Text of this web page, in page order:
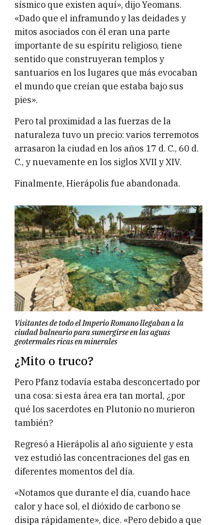
sísmico que existen aquí», dijo Yeomans.
«Dado que el inframundo y las deidades y
mitos asociados con él eran una parte
importante de su espíritu religioso, tiene
sentido que construyeran templos y
santuarios en los lugares que más evocaban
el mundo que creían que estaba bajo sus
pies».
Pero tal proximidad a las fuerzas de la
naturaleza tuvo un precio: varios terremotos
arrasaron la ciudad en los años 17 d. C., 60 d.
C., y nuevamente en los siglos XVII y XIV.
Finalmente, Hierápolis fue abandonada.
Visitantes de todo el Imperio Romano llegaban a la
ciudad balneario para sumergirse en las aguas
geotermales ricas en minerales
¿Mito o truco?
Pero Pfanz todavía estaba desconcertado por
una cosa: si esta área era tan mortal, ¿por
qué los sacerdotes en Plutonio no murieron
también?
Regresó a Hierápolis al año siguiente y esta
vez estudió las concentraciones del gas en
diferentes momentos del día.
«Notamos que durante el día, cuando hace
calor y hace sol, el dióxido de carbono se
disipa rápidamente», dice. «Pero debido a que